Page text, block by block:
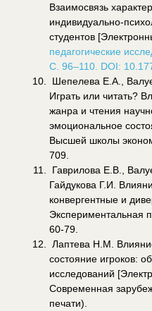
Взаимосвязь
индивидуально-
студентов
педагогические
С. 96–110. DOI:
Шепелева Е.А.,
Играть или читать?
жанра и чтения
эмоциональное
Высшей школы
709.
Гаврилова Е.В.,
Гайдукова Г.И.
конвергентные и
Экспериментальная
60-79.
Лаптева Н.М.
состояние игроков:
исследований
Современная
печати).